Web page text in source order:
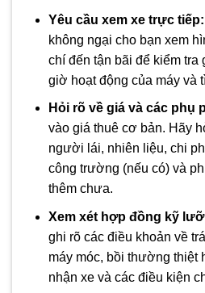
Yêu cầu xem xe trực tiếp:
không ngại cho bạn xem
chí đến tận bãi để kiểm tra
giờ hoạt động của máy và
Hỏi rõ về giá và các phụ
vào giá thuê cơ bản. Hãy
người lái, nhiên liệu, chi
công trường (nếu có) và
thêm chưa.
Xem xét hợp đồng kỹ
ghi rõ các điều khoản về
máy móc, bồi thường thiệt
nhận xe và các điều kiện